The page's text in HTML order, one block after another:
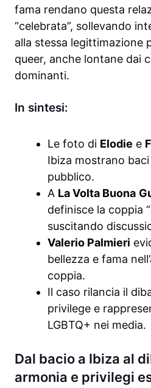
fama rendano questa
“celebrata”, sollevando
alla stessa legittimazione
queer, anche lontane dai
dominanti.
In sintesi:
Le foto di Elodie e
Ibiza mostrano
pubblico.
A La Volta Buona
definisce la coppia
suscitando
Valerio Palmieri
bellezza e fama
coppia.
Il caso rilancia il
privilege e
LGBTQ+ nei media.
Dal bacio a Ibiza al
armonia e privilegi